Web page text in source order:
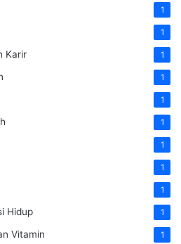
1
1
Karir 1
1
1
1
1
1
1
Hidup 1
Vitamin 1